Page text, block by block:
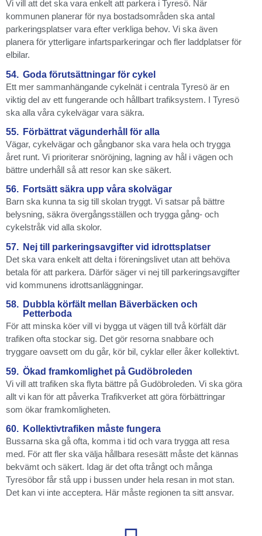
Vi vill att det ska vara enkelt att parkera i Tyresö. När
kommunen planerar för nya bostadsområden ska antal
parkeringsplatser vara efter verkliga behov. Vi ska även
planera för ytterligare infartsparkeringar och fler laddplatser för
elbilar.
54. Goda förutsättningar för cykel
Ett mer sammanhängande cykelnät i centrala Tyresö är en
viktig del av ett fungerande och hållbart trafiksystem. I Tyresö
ska alla våra cykelvägar vara säkra.
55. Förbättrat vägunderhåll för alla
Vägar, cykelvägar och gångbanor ska vara hela och trygga
året runt. Vi prioriterar snöröjning, lagning av hål i vägen och
bättre underhåll så att resor kan ske säkert.
56. Fortsätt säkra upp våra skolvägar
Barn ska kunna ta sig till skolan tryggt. Vi satsar på bättre
belysning, säkra övergångsställen och trygga gång- och
cykelstråk vid alla skolor.
57. Nej till parkeringsavgifter vid idrottsplatser
Det ska vara enkelt att delta i föreningslivet utan att behöva
betala för att parkera. Därför säger vi nej till parkeringsavgifter
vid kommunens idrottsanläggningar.
58. Dubbla körfält mellan Bäverbäcken och
Petterboda
För att minska köer vill vi bygga ut vägen till två körfält där
trafiken ofta stockar sig. Det gör resorna snabbare och
tryggare oavsett om du går, kör bil, cyklar eller åker kollektivt.
59. Ökad framkomlighet på Gudöbroleden
Vi vill att trafiken ska flyta bättre på Gudöbroleden. Vi ska göra
allt vi kan för att påverka Trafikverket att göra förbättringar
som ökar framkomligheten.
60. Kollektivtrafiken måste fungera
Bussarna ska gå ofta, komma i tid och vara trygga att resa
med. För att fler ska välja hållbara resesätt måste det kännas
bekvämt och säkert. Idag är det ofta trångt och många
Tyresöbor får stå upp i bussen under hela resan in mot stan.
Det kan vi inte acceptera. Här måste regionen ta sitt ansvar.